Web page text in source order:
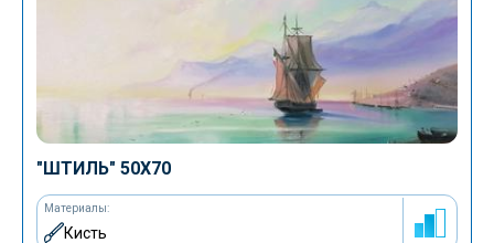
"ШТИЛЬ" 50Х70
Материалы:
Кисть